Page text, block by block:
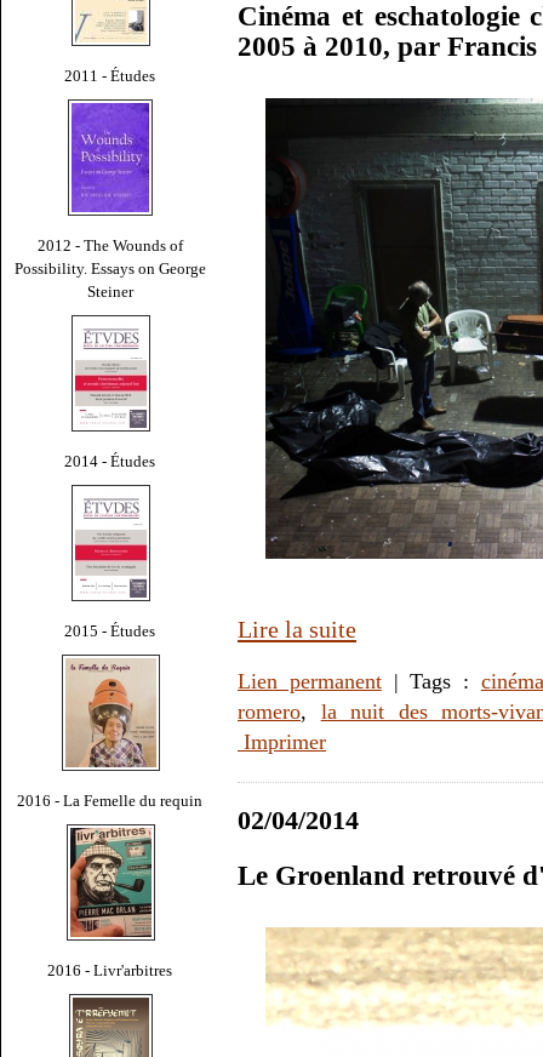
2011 - Études
2012 - The Wounds of
Possibility. Essays on George
Steiner
2014 - Études
2015 - Études
2016 - La Femelle du requin
2016 - Livr'arbitres
Cinéma et eschatologie
2005 à 2010, par
Lire la suite
Lien permanent| Tags : cinéma
romero, la nuit des morts-
Imprimer
02/04/2014
Le Groenland retrouvé